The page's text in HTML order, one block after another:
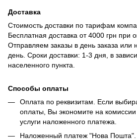
Доставка
Стоимость доставки по тарифам
Бесплатная доставка от 4000 грн при
Отправляем заказы в день заказа
день. Сроки доставки: 1-3 дня, в
населенного пункта.
Способы оплаты
Оплата по реквизитам. Если
оплаты, Вы экономите на
услуги наложенного платежа.
Наложенный платеж "Нова